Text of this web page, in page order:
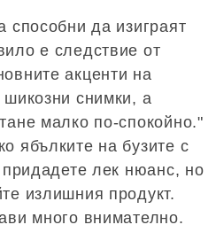
способни да изиграят
е следствие от
акценти на
снимки, а
малко по-спокойно."
ябълките на бузите с
лек нюанс, но
излишния продукт.
много внимателно.